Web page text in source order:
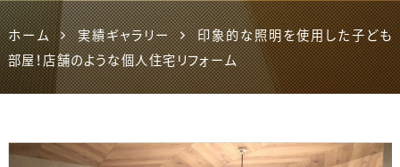
ホーム 実績ギャラリー
印象的な照明を使用した子ども
部屋！店舗のような個人住宅リフォーム